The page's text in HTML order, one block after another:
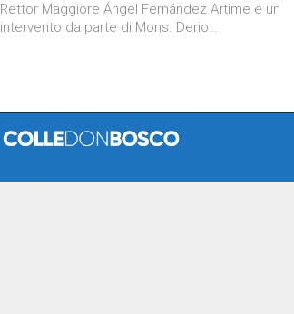
Rettor Maggiore Ángel Fernández Artime e un
intervento da parte di Mons. Derio…